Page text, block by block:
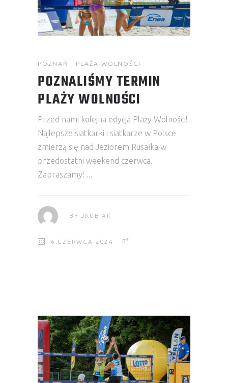
POZNAŃ - PLAŻA WOLNOŚCI
POZNALIŚMY TERMIN
PLAŻY WOLNOŚCI
Przed nami kolejna edycja Plaży Wolności!
Najlepsze siatkarki i siatkarze w Polsce
zmierzą się nad Jeziorem Rusałka w
przedostatni weekend czerwca.
Zapraszamy!
BY JKUBIAK
6 CZERWCA 2024